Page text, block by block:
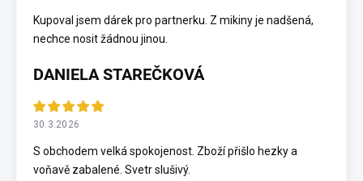
Kupoval jsem dárek pro partnerku. Z mikiny je nadšená,
nechce nosit žádnou jinou.
DANIELA STAREČKOVÁ
30.3.2026
S obchodem velká spokojenost. Zboží přišlo hezky a
voňavě zabalené. Svetr slušivý.